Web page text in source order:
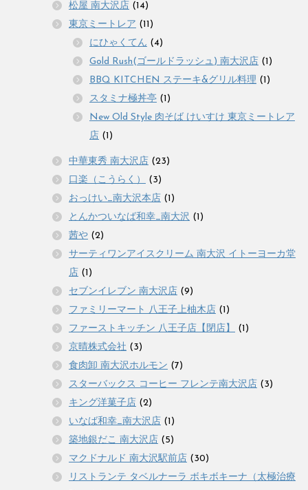
松屋 南大沢店 (14)
東京ミートレア (11)
にひゃくてん (4)
Gold Rush(ゴールドラッシュ) 南大沢店 (1)
BBQ KITCHEN ステーキ&グリル料理 (1)
スタミナ極丼亭 (1)
New Old Style 肉そば けいすけ 東京ミートレア
店 (1)
中華東秀 南大沢店 (23)
口楽（こうらく）
(3)
おっけい_南大沢本店 (1)
とんかついなば和幸_南大沢 (1)
茜や (2)
サーティワンアイスクリーム 南大沢 イトーヨーカ堂
店 (1)
セブンイレブン 南大沢店 (9)
ファミリーマート 八王子上柚木店 (1)
ファーストキッチン 八王子店【閉店】
(1)
京晴株式会社 (3)
食肉卸 南大沢ホルモン (7)
スターバックス コーヒー フレンテ南大沢店 (3)
キング洋菓子店 (2)
いなば和幸_南大沢店 (1)
築地銀だこ 南大沢店 (5)
マクドナルド 南大沢駅前店 (30)
リストランテ タベルナーラ ボキボキーナ（太極治療